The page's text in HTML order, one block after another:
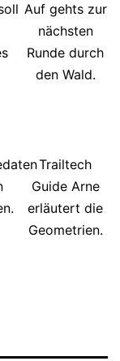
Auf gehts zur
nächsten
Runde durch
den Wald.
Trailtech
Guide Arne
erläutert die
Geometrien.